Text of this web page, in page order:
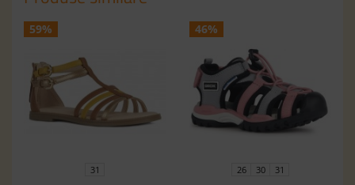
59%
31
46%
26 30 31